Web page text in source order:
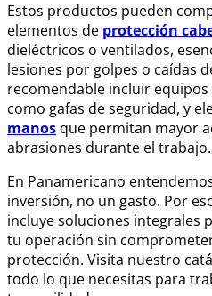
Estos productos pueden
elementos de protección
dieléctricos o ventilados,
lesiones por golpes o caídas
recomendable incluir equipos
como gafas de seguridad, y
manos que permitan mayor
abrasiones durante el trabajo.
En Panamericano
inversión, no un gasto. Por
incluye soluciones integrales
tu operación sin
protección. Visita nuestro
todo lo que necesitas para